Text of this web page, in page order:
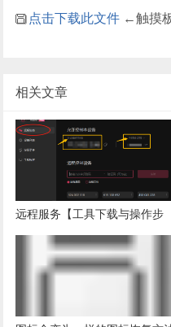
点击下载此文件 ←触摸
相关文章
远程服务【工具下载与操作步